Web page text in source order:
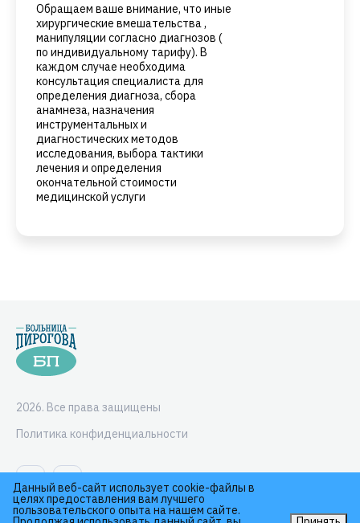
Обращаем ваше внимание, что иные
хирургические вмешательства ,
манипуляции согласно диагнозов (
по индивидуальному тарифу). В
каждом случае необходима
консультация специалиста для
определения диагноза, сбора
анамнеза, назначения
инструментальных и
диагностических методов
исследования, выбора тактики
лечения и определения
окончательной стоимости
медицинской услуги
2026. Все права защищены
Политика конфиденциальности
Данный веб-сайт использует cookie-файлы в
целях предоставления вам лучшего
пользовательского опыта на нашем сайте.